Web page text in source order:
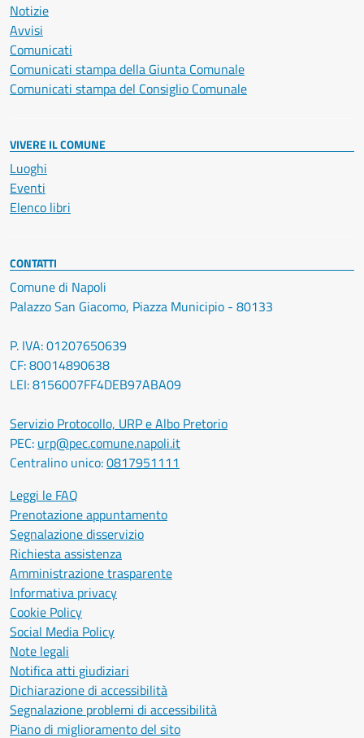
Notizie
Avvisi
Comunicati
Comunicati stampa della Giunta Comunale
Comunicati stampa del Consiglio Comunale
VIVERE IL COMUNE
Luoghi
Eventi
Elenco libri
CONTATTI
Comune di Napoli
Palazzo San Giacomo, Piazza Municipio - 80133
P. IVA: 01207650639
CF: 80014890638
LEI: 8156007FF4DEB97ABA09
Servizio Protocollo, URP e Albo Pretorio
PEC: urp@pec.comune.napoli.it
Centralino unico:0817951111
Leggi le FAQ
Prenotazione appuntamento
Segnalazione disservizio
Richiesta assistenza
Amministrazione trasparente
Informativa privacy
Cookie Policy
Social Media Policy
Note legali
Notifica atti giudiziari
Dichiarazione di accessibilità
Segnalazione problemi di accessibilità
Piano di miglioramento del sito